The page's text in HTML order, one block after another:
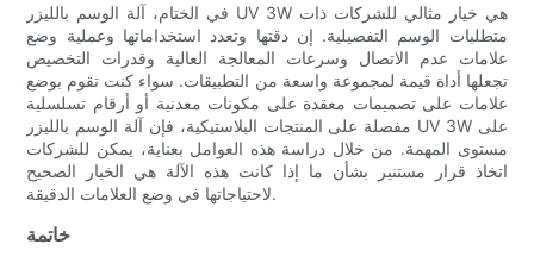
في الختام، آلة الوسم بالليزر UV 3W هي خيار مثالي للشركات ذات
متطلبات الوسم التفصيلية. إن دقتها وتعدد استخداماتها وعملية وضع
علامات عدم الاتصال وسرعات المعالجة العالية وقدرات التخصيص
تجعلها أداة قيمة لمجموعة واسعة من التطبيقات. سواء كنت تقوم بوضع
علامات على تصميمات معقدة على مكونات معدنية أو أرقام تسلسلية
مفصلة على المنتجات البلاستيكية، فإن آلة الوسم بالليزر UV 3W على
مستوى المهمة. من خلال دراسة هذه العوامل بعناية، يمكن للشركات
اتخاذ قرار مستنير بشأن ما إذا كانت هذه الآلة هي الخيار الصحيح
لاحتياجاتها في وضع العلامات الدقيقة.
خاتمة